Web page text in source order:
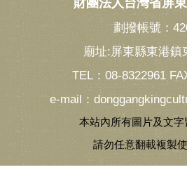
劃撥帳號：
廟址:屏東縣東港鎮
TEL：08-8322961
e-mail：
本站內所有圖片及文
請勿任意翻載複製